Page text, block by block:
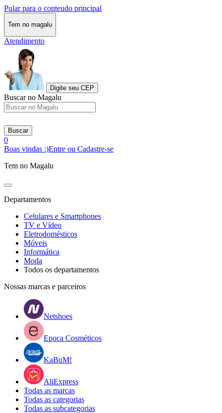
Pular para o conteudo principal
Tem no magalu
Atendimento
Digite seu CEP
Buscar no Magalu
Buscar
0
Boas vindas :)Entre ou Cadastre-se
Tem no Magalu
Departamentos
Celulares e Smartphones
TV e Vídeo
Eletrodomésticos
Móveis
Informática
Moda
Todos os departamentos
Nossas marcas e parceiros
Netshoes
Epoca Cosméticos
KaBuM!
AliExpress
Todas as marcas
Todas as categorias
Todas as subcategorias